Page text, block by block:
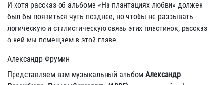
И хотя рассказ об альбоме «На плантациях любви» должен
был бы появиться чуть позднее, но чтобы не разрывать
логическую и стилистическую связь этих пластинок, рассказ
о ней мы помещаем в этой главе.
Александр Фрумин
Представляем вам музыкальный альбом Александр